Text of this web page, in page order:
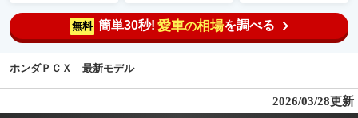
無料 簡単30秒! 愛車の相場を調べる
ホンダＰＣＸ 最新モデル
2026/03/28更新